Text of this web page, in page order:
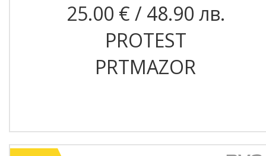
25.00 € / 48.90 лв.
PROTEST
PRTMAZOR